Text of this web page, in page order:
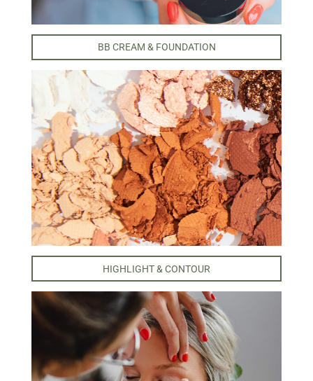
BB CREAM & FOUNDATION
HIGHLIGHT & CONTOUR